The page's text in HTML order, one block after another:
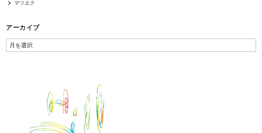
マツエク
アーカイブ